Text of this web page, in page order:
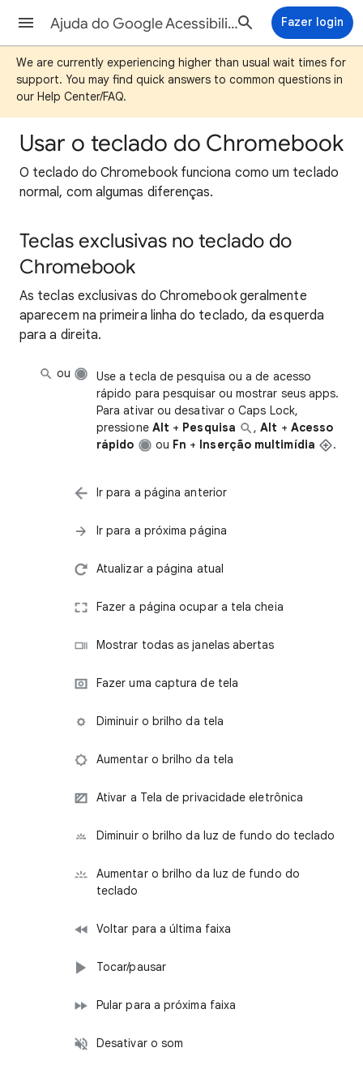
Ajuda do Google Acessibilidade Fazer login
We are currently experiencing higher than usual wait times for
support. You may find quick answers to common questions in
our Help Center/FAQ.
Usar o teclado do Chromebook
O teclado do Chromebook funciona como um teclado
normal, com algumas diferenças.
Teclas exclusivas no teclado do
Chromebook
As teclas exclusivas do Chromebook geralmente
aparecem na primeira linha do teclado, da esquerda
para a direita.
ou
Use a tecla de pesquisa ou a de acesso
rápido para pesquisar ou mostrar seus apps.
Para ativar ou desativar o Caps Lock,
pressione Alt + Pesquisa ,Alt + Acesso
rápido
ou Fn + Inserção multimídia .
Ir para a página anterior
Ir para a próxima página
Atualizar a página atual
Fazer a página ocupar a tela cheia
Mostrar todas as janelas abertas
Fazer uma captura de tela
Diminuir o brilho da tela
Aumentar o brilho da tela
Ativar a Tela de privacidade eletrônica
Diminuir o brilho da luz de fundo do teclado
Aumentar o brilho da luz de fundo do
teclado
Voltar para a última faixa
Tocar/pausar
Pular para a próxima faixa
Desativar o som